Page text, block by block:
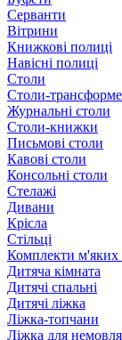
Серванти
Вітрини
Книжкові полиці
Навісні полиці
Столи
Столи-
Журнальні столи
Столи-книжки
Письмові столи
Кавові столи
Консольні столи
Стелажі
Дивани
Крісла
Стільці
Комплекти м'яких
Дитяча кімната
Дитячі спальні
Дитячі ліжка
Ліжка-топчани
Ліжка для